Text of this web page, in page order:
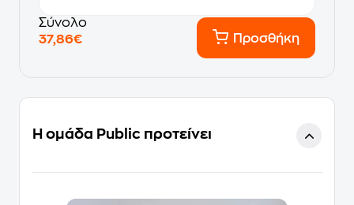
Σύνολο
37,86€
Προσθήκη
Η ομάδα Public προτείνει